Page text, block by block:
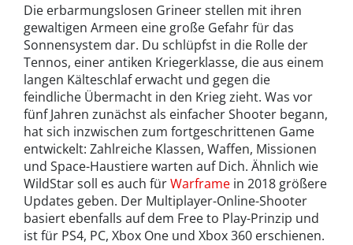
Die erbarmungslosen Grineer stellen mit ihren
gewaltigen Armeen eine große Gefahr für das
Sonnensystem dar. Du schlüpfst in die Rolle der
Tennos, einer antiken Kriegerklasse, die aus einem
langen Kälteschlaf erwacht und gegen die
feindliche Übermacht in den Krieg zieht. Was vor
fünf Jahren zunächst als einfacher Shooter begann,
hat sich inzwischen zum fortgeschrittenen Game
entwickelt: Zahlreiche Klassen, Waffen, Missionen
und Space-Haustiere warten auf Dich. Ähnlich wie
WildStar soll es auch fürWarframe in 2018 größere
Updates geben. Der Multiplayer-Online-Shooter
basiert ebenfalls auf dem Free to Play-Prinzip und
ist für PS4, PC, Xbox One und Xbox 360 erschienen.